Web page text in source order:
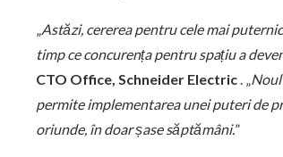
Astăzi, cererea pentru cele mai
timp ce concurența pentru spațiu a
CTO Office, Schneider Electric
permite implementarea unei puteri de
oriunde, în doar șase săptămâni.”